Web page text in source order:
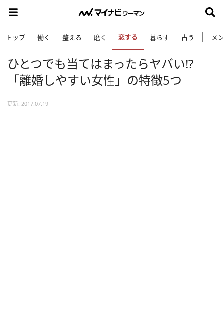
トップ 働く 整える 磨く 恋する 暮らす 占う メ
ひとつでも当てはまったらヤバい!?
「離婚しやすい女性」の特徴5つ
更新: 2017.07.19